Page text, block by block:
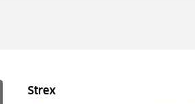
Strex